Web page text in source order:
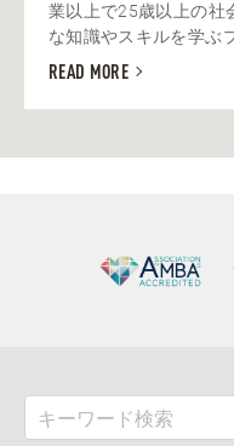
業以上で25歳以上の社
な知識やスキルを学ぶ
READ MORE